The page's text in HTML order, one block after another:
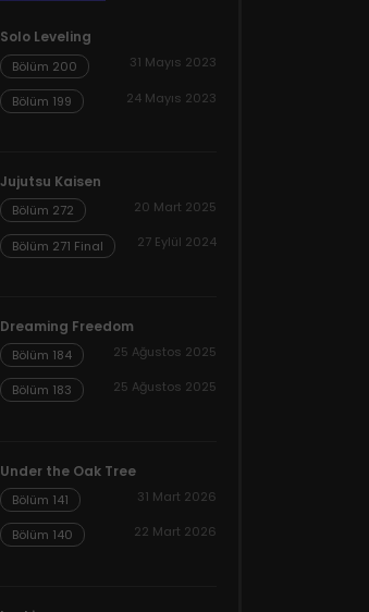
Solo Leveling
Bölüm 200 31 Mayıs 2023
Bölüm 199 24 Mayıs 2023
Jujutsu Kaisen
Bölüm 272 20 Mart 2025
Bölüm 271 Final 27 Eylül 2024
Dreaming Freedom
Bölüm 184 25 Ağustos 2025
Bölüm 183 25 Ağustos 2025
Under the Oak Tree
Bölüm 141 31 Mart 2026
Bölüm 140 22 Mart 2026